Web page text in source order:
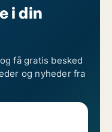
i Sydjylland
i din
få gratis besked
og nyheder fra